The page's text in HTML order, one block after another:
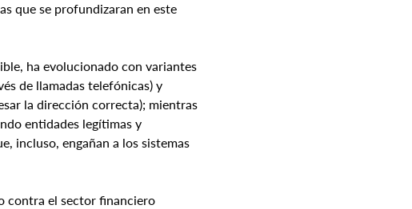
que se profundizaran en este
ha evolucionado con variantes
de llamadas telefónicas) y
la dirección correcta); mientras
entidades legítimas y
incluso, engañan a los sistemas
contra el sector financiero